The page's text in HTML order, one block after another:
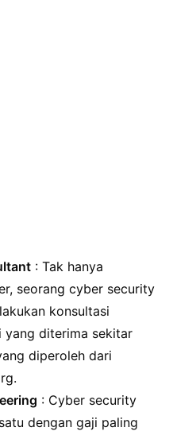
: Tak hanya
seorang cyber security
konsultasi
yang diterima sekitar
diperoleh dari
: Cyber security
dengan gaji paling